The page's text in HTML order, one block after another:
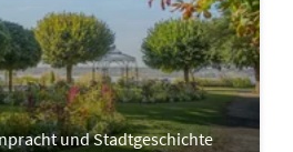
und Stadtgeschichte